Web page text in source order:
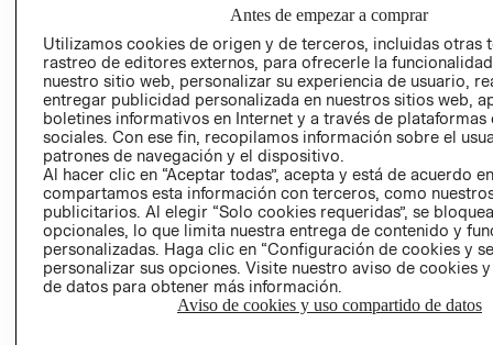
PRENSA
RELACIÓN CON
INVERSIONISTAS
POLÍTICA
EMPRESARIAL
- RETIRO EN
TIENDA
TÉRMINOS Y
CONDICIONES
AVISO DE
PRIVACIDAD
GIFT CARD
AVISO DE
COOKIES
Antes de empezar a comprar
Utilizamos cookies de origen y de terceros, incluidas otras
rastreo de editores externos, para ofrecerle la
nuestro sitio web, personalizar su experiencia de usuario,
entregar publicidad personalizada en nuestros sitios web,
boletines informativos en Internet y a través de plataformas
sociales. Con ese fin, recopilamos información sobre el
patrones de navegación y el dispositivo.
Al hacer clic en “Aceptar todas”, acepta y está de acuerdo
compartamos esta información con terceros, como
publicitarios. Al elegir “Solo cookies requeridas”, se
opcionales, lo que limita nuestra entrega de contenido y
personalizadas. Haga clic en “Configuración de cookies y
personalizar sus opciones. Visite nuestro aviso de cookies
de datos para obtener más información.
Aviso de cookies y uso compartido de datos